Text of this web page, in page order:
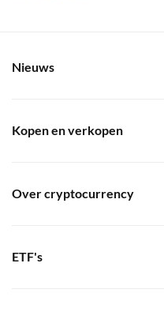
Nieuws
Kopen en verkopen
Over cryptocurrency
ETF's